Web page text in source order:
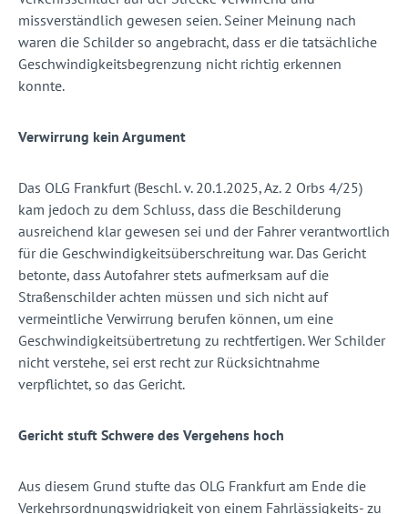
missverständlich gewesen seien. Seiner Meinung nach
waren die Schilder so angebracht, dass er die tatsächliche
Geschwindigkeitsbegrenzung nicht richtig erkennen
konnte.
Verwirrung kein Argument
Das OLG Frankfurt (Beschl. v. 20.1.2025, Az. 2 Orbs 4/25)
kam jedoch zu dem Schluss, dass die Beschilderung
ausreichend klar gewesen sei und der Fahrer verantwortlich
für die Geschwindigkeitsüberschreitung war. Das Gericht
betonte, dass Autofahrer stets aufmerksam auf die
Straßenschilder achten müssen und sich nicht auf
vermeintliche Verwirrung berufen können, um eine
Geschwindigkeitsübertretung zu rechtfertigen. Wer Schilder
nicht verstehe, sei erst recht zur Rücksichtnahme
verpflichtet, so das Gericht.
Gericht stuft Schwere des Vergehens hoch
Aus diesem Grund stufte das OLG Frankfurt am Ende die
Verkehrsordnungswidrigkeit von einem Fahrlässigkeits- zu